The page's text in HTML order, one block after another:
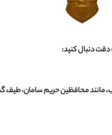
دقت دنبال کنید:
مانند محافظین حریم سامان،